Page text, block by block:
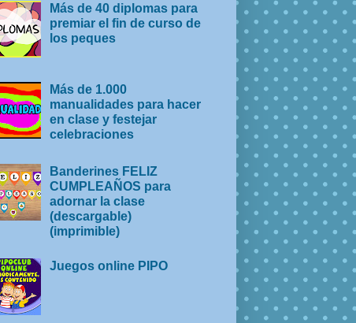
Más de 40 diplomas para
premiar el fin de curso de
los peques
Más de 1.000
manualidades para hacer
en clase y festejar
celebraciones
Banderines FELIZ
CUMPLEAÑOS para
adornar la clase
(descargable)
(imprimible)
Juegos online PIPO